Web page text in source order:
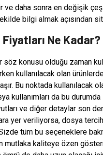
ve daha sonra en değişik
bilgi almak
Fiyatları Ne Kadar?
söz konusu olduğu zaman
kullanılacak olan
Bu noktada
kullanımları da bu
ve diğer detaylar son
yer veriliyorsa, dosya
tüm bu seçeneklere
mutlaka kaliteye özen